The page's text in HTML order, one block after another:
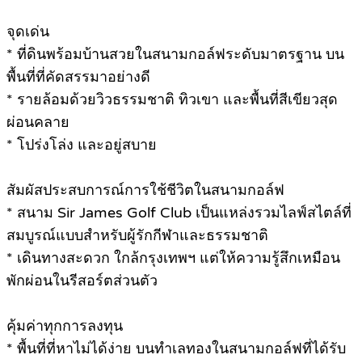
จุดเด่น
* ที่ดินพร้อมบ้านสวยในสนามกอล์ฟระดับมาตรฐาน บน
พื้นที่ที่คัดสรรมาอย่างดี
* รายล้อมด้วยวิวธรรมชาติ ทิวเขา และพื้นที่สีเขียวสุด
ผ่อนคลาย
* โปร่งโล่ง และอยู่สบาย
สัมผัสประสบการณ์การใช้ชีวิตในสนามกอล์ฟ
* สนาม Sir James Golf Club เป็นแหล่งรวมไลฟ์สไตล์ที่
สมบูรณ์แบบสำหรับผู้รักกีฬาและธรรมชาติ
* เดินทางสะดวก ใกล้กรุงเทพฯ แต่ให้ความรู้สึกเหมือน
พักผ่อนในรีสอร์ตส่วนตัว
คุ้มค่าทุกการลงทุน
* พื้นที่ที่หาไม่ได้ง่าย บนทำเลทองในสนามกอล์ฟที่ได้รับ